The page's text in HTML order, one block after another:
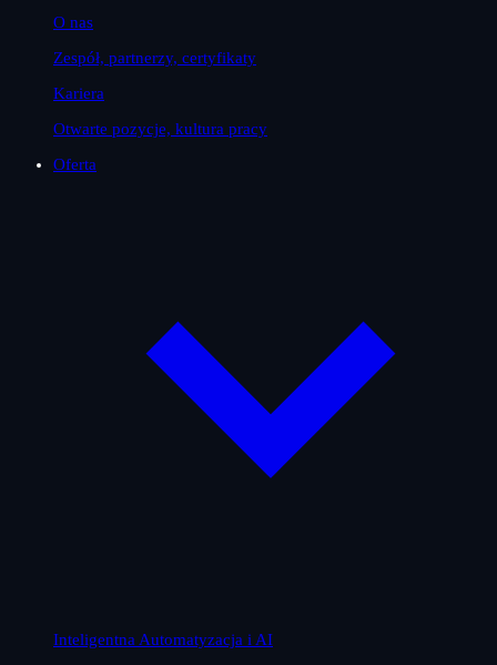
O nas
Zespół, partnerzy, certyfikaty
Kariera
Otwarte pozycje, kultura pracy
Oferta
Inteligentna Automatyzacja i AI